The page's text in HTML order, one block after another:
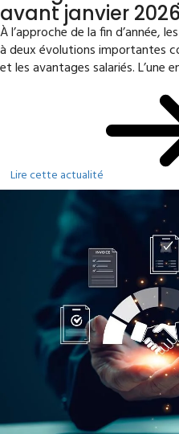
avant janvier
À l’approche de la fin d’année,
à deux évolutions importantes
et les avantages salariés. L’une
Lire cette actualité